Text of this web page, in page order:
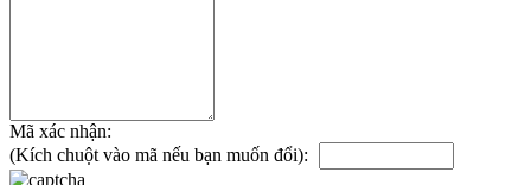
Mã xác nhận:
(Kích chuột vào mã nếu bạn muốn đổi):